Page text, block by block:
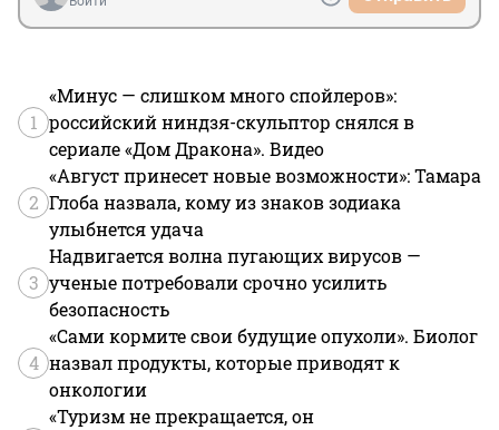
1
«Минус — слишком много спойлеров»:
российский ниндзя-скульптор снялся в
сериале «Дом Дракона». Видео
2
«Август принесет новые возможности»: Тамара
Глоба назвала, кому из знаков зодиака
улыбнется удача
3
Надвигается волна пугающих вирусов —
ученые потребовали срочно усилить
безопасность
4
«Сами кормите свои будущие опухоли». Биолог
назвал продукты, которые приводят к
онкологии
«Туризм не прекращается, он